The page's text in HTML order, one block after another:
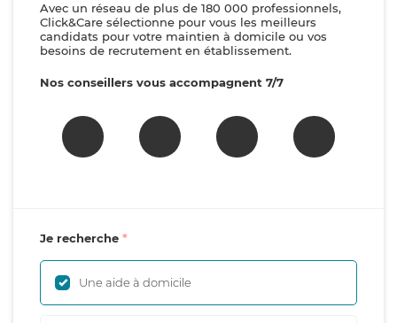
Avec un réseau de plus de 180 000 professionnels,
Click&Care sélectionne pour vous les meilleurs
candidats pour votre maintien à domicile ou vos
besoins de recrutement en établissement.
Nos conseillers vous accompagnent 7/7
Je recherche
Une aide à domicile